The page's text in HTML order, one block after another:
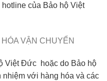
của Bảo hộ Việt
VẬN CHUYỂN
Việt Đức hoặc do Bảo hộ
với hàng hóa và các